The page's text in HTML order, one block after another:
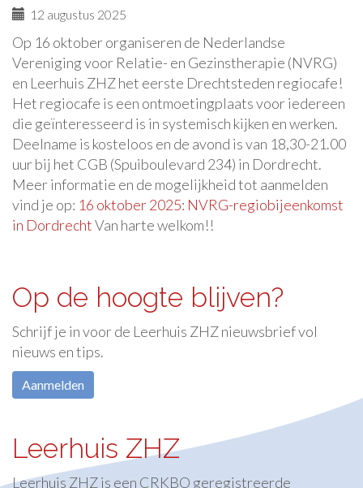
12 augustus 2025
Op 16 oktober organiseren de Nederlandse
Vereniging voor Relatie- en Gezinstherapie (NVRG)
en Leerhuis ZHZ het eerste Drechtsteden regiocafe!
Het regiocafe is een ontmoetingplaats voor iedereen
die geïnteresseerd is in systemisch kijken en werken.
Deelname is kosteloos en de avond is van 18,30-21.00
uur bij het CGB (Spuiboulevard 234) in Dordrecht.
Meer informatie en de mogelijkheid tot aanmelden
vind je op: 16 oktober 2025: NVRG-regiobijeenkomst
in DordrechtVan harte welkom!!
Op de hoogte blijven?
Schrijf je in voor de Leerhuis ZHZ nieuwsbrief vol
nieuws en tips.
Leerhuis ZHZ
Leerhuis ZHZ is een CRKBO geregistreerde